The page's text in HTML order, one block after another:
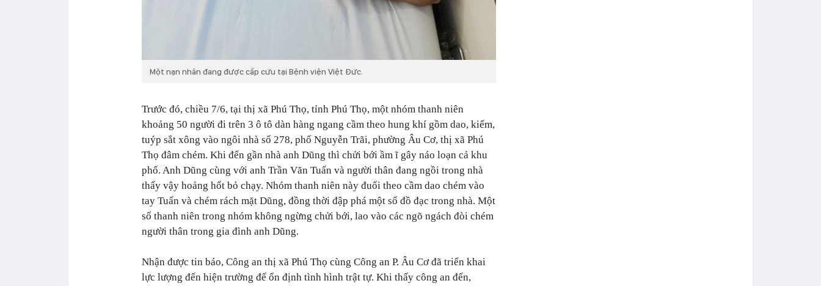
Một nạn nhân đang được cấp cứu tại Bệnh viện Việt Đức.
Trước đó, chiều 7/6, tại thị xã Phú Thọ, tỉnh Phú Thọ, một nhóm thanh niên
khoảng 50 người đi trên 3 ô tô dàn hàng ngang cầm theo hung khí gồm dao, kiếm,
tuýp sắt xông vào ngôi nhà số 278, phố Nguyễn Trãi, phường Âu Cơ, thị xã Phú
Thọ đâm chém. Khi đến gần nhà anh Dũng thì chửi bới ầm ĩ gây náo loạn cả khu
phố. Anh Dũng cùng với anh Trần Văn Tuấn và người thân đang ngồi trong nhà
thấy vậy hoảng hốt bỏ chạy. Nhóm thanh niên này đuổi theo cầm dao chém vào
tay Tuấn và chém rách mặt Dũng, đồng thời đập phá một số đồ đạc trong nhà. Một
số thanh niên trong nhóm không ngừng chửi bới, lao vào các ngõ ngách đòi chém
người thân trong gia đình anh Dũng.
Nhận được tin báo, Công an thị xã Phú Thọ cùng Công an P. Âu Cơ đã triển khai
lực lượng đến hiện trường để ổn định tình hình trật tự. Khi thấy công an đến,